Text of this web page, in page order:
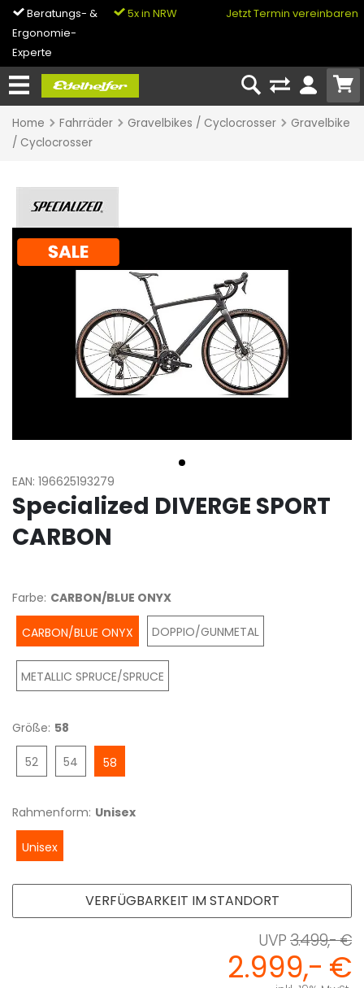
Beratungs- &
Ergonomie-
Experte
5x in NRW
0% Finanzierung
Jetzt Termin vereinbaren
Home Fahrräder Gravelbikes / Cyclocrosser
Gravelbike
/ Cyclocrosser
EAN: 196625193279
Specialized DIVERGE SPORT
CARBON
Farbe: CARBON/BLUE ONYX
CARBON/BLUE ONYX DOPPIO/GUNMETAL
METALLIC SPRUCE/SPRUCE
Größe: 58
52 54 58
Rahmenform: Unisex
Unisex
3.499,- €
2.999,- €
VERFÜGBARKEIT IM STANDORT